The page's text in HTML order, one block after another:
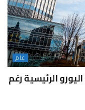
عام
الرئيسية رغم